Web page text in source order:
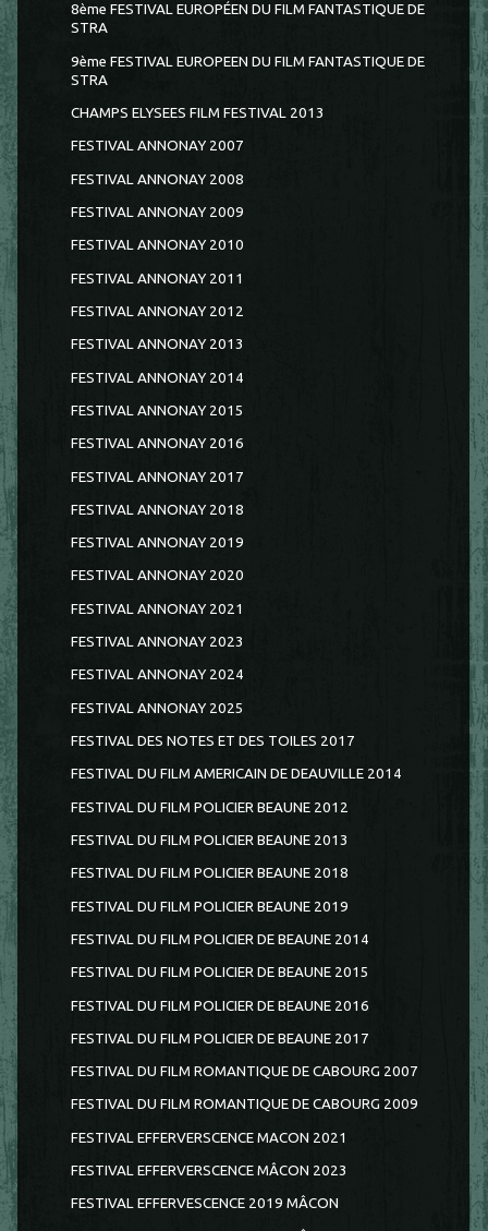
8ème FESTIVAL EUROPÉEN DU FILM FANTASTIQUE DE
STRA
9ème FESTIVAL EUROPEEN DU FILM FANTASTIQUE DE
STRA
CHAMPS ELYSEES FILM FESTIVAL 2013
FESTIVAL ANNONAY 2007
FESTIVAL ANNONAY 2008
FESTIVAL ANNONAY 2009
FESTIVAL ANNONAY 2010
FESTIVAL ANNONAY 2011
FESTIVAL ANNONAY 2012
FESTIVAL ANNONAY 2013
FESTIVAL ANNONAY 2014
FESTIVAL ANNONAY 2015
FESTIVAL ANNONAY 2016
FESTIVAL ANNONAY 2017
FESTIVAL ANNONAY 2018
FESTIVAL ANNONAY 2019
FESTIVAL ANNONAY 2020
FESTIVAL ANNONAY 2021
FESTIVAL ANNONAY 2023
FESTIVAL ANNONAY 2024
FESTIVAL ANNONAY 2025
FESTIVAL DES NOTES ET DES TOILES 2017
FESTIVAL DU FILM AMERICAIN DE DEAUVILLE 2014
FESTIVAL DU FILM POLICIER BEAUNE 2012
FESTIVAL DU FILM POLICIER BEAUNE 2013
FESTIVAL DU FILM POLICIER BEAUNE 2018
FESTIVAL DU FILM POLICIER BEAUNE 2019
FESTIVAL DU FILM POLICIER DE BEAUNE 2014
FESTIVAL DU FILM POLICIER DE BEAUNE 2015
FESTIVAL DU FILM POLICIER DE BEAUNE 2016
FESTIVAL DU FILM POLICIER DE BEAUNE 2017
FESTIVAL DU FILM ROMANTIQUE DE CABOURG 2007
FESTIVAL DU FILM ROMANTIQUE DE CABOURG 2009
FESTIVAL EFFERVERSCENCE MACON 2021
FESTIVAL EFFERVERSCENCE MÂCON 2023
FESTIVAL EFFERVESCENCE 2019 MÂCON